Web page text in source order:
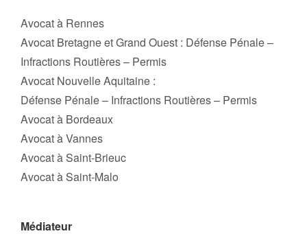
Avocat à Rennes
Avocat Bretagne et Grand Ouest : Défense Pénale –
Infractions Routières – Permis
Avocat Nouvelle Aquitaine :
Défense Pénale – Infractions Routières – Permis
Avocat à Bordeaux
Avocat à Vannes
Avocat à Saint-Brieuc
Avocat à Saint-Malo
Médiateur